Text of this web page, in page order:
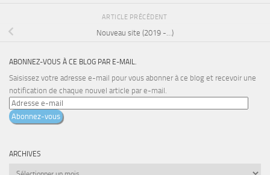
ARTICLE PRÉCÉDENT
Nouveau site (2019 -…)
ABONNEZ-VOUS À CE BLOG PAR E-MAIL.
Saisissez votre adresse e-mail pour vous abonner à ce blog et recevoir une
notification de chaque nouvel article par e-mail.
Adresse
e-
mail
Abonnez-vous
ARCHIVES
Archives